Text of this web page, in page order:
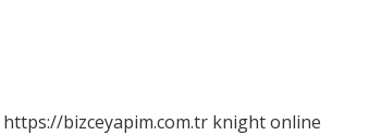
https://bizceyapim.com.tr knight online